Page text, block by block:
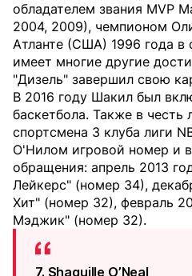
обладателем звания MVP
2004, 2009), чемпионом
Атланте (США) 1996 года в
имеет многие другие
"Дизель" завершил свою
В 2016 году Шакил был
баскетбола. Также в честь
спортсмена 3 клуба лиги
О'Нилом игровой номер и
обращения: апрель 2013
Лейкерс" (номер 34),
Хит" (номер 32), февраль
Мэджик" (номер 32).
7. Shaquille O’Neal